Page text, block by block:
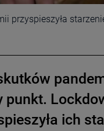
przyspieszyła
punkt.
ich